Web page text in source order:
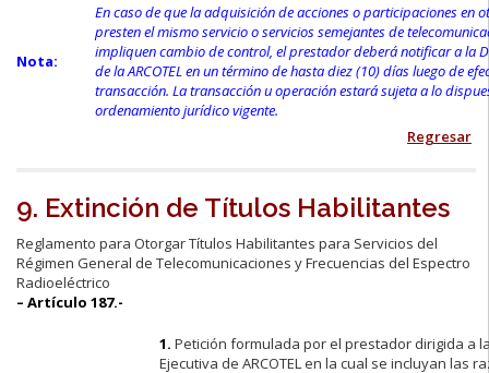
Nota:
En caso de que la adquisición de acciones o participaciones en
presten el mismo servicio o servicios semejantes de
impliquen cambio de control, el prestador deberá notificar a la
de la ARCOTEL en un término de hasta diez (10) días luego de
transacción. La transacción u operación estará sujeta a lo
ordenamiento jurídico vigente.
Regresar
9. Extinción de Títulos Habilitantes
Reglamento para Otorgar Títulos Habilitantes para Servicios del
Régimen General de Telecomunicaciones y Frecuencias del Espectro
Radioeléctrico
– Artículo 187.-
1. Petición formulada por el prestador dirigida a
Ejecutiva de ARCOTEL en la cual se incluyan las